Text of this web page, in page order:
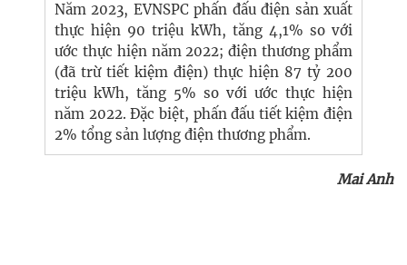
Năm 2023, EVNSPC phấn đấu điện sản xuất
thực hiện 90 triệu kWh, tăng 4,1% so với
ước thực hiện năm 2022; điện thương phẩm
(đã trừ tiết kiệm điện) thực hiện 87 tỷ 200
triệu kWh, tăng 5% so với ước thực hiện
năm 2022. Đặc biệt, phấn đấu tiết kiệm điện
2% tổng sản lượng điện thương phẩm.
Mai Anh